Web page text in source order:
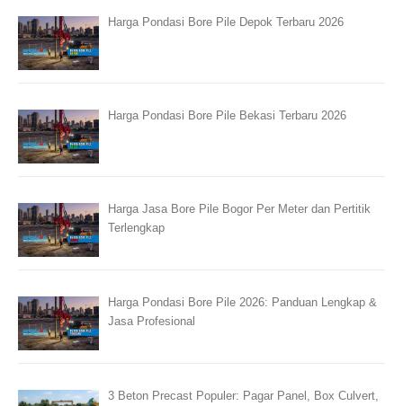
Harga Pondasi Bore Pile Depok Terbaru 2026
Harga Pondasi Bore Pile Bekasi Terbaru 2026
Harga Jasa Bore Pile Bogor Per Meter dan Pertitik
Terlengkap
Harga Pondasi Bore Pile 2026: Panduan Lengkap &
Jasa Profesional
3 Beton Precast Populer: Pagar Panel, Box Culvert,